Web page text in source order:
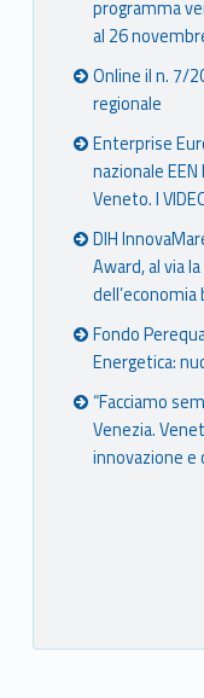
programma
al 26
Online il n. 7/
regionale
Enterprise
nazionale
Veneto. I
DIH
Award, al via
dell’economia
Fondo
Energetica:
“Facciamo
Venezia.
innovazione